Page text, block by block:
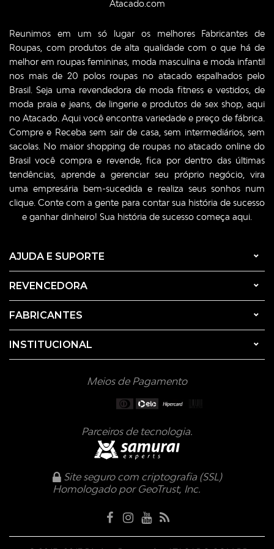
Atacado.com
Reunimos em um só lugar os melhores Fabricantes de
Roupas , com produtos de alta qualidade com o que há de
melhor em roupas femininas, moda masculina e moda infantil
nos mais de 20 polos roupas no atacado espalhados pelo
Brasil. Seja uma revendedora de moda fitness e vestidos, de
moda praia e jeans, de lingerie e produtos de sex shop, aqui
no Atacado. Aqui você encontra variedade e preço de fábrica.
Compre e Receba sem sair de casa, sem intermediários, sem
sacolas. No maior shopping de roupas no atacado online do
Brasil você compra e revende, fica por dentro das últimas
tendências, aprende a gerenciar seu próprio negócio, vira
uma empresária bem-sucedida e realiza seus sonhos num
clique. Conte com a gente para contar sua história de sucesso
e ganhar dinheiro! Sua história de sucesso começa aqui.
AJUDA E SUPORTE
REVENCEDORA
FABRICANTES
INSTITUCIONAL
Meios de Pagamento
Parceiros de tecnologia.
Site seguro com criptografia (SSL)
Homologado por GeoTrust, Inc.